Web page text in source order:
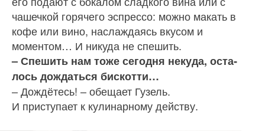
чашечкой горячего эспрессо: можно макать в
кофе или вино, насла­ждаясь вкусом и
моментом… И никуда не спешить.
– Спешить нам тоже сегодня некуда, оста­
лось дождаться бискотти…
– Дождётесь! – обещает Гузель.
И приступает к кулинарному действу.